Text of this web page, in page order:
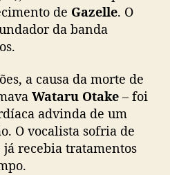
t
a
n
d
a
j
de Gazelle. O
da banda
a causa da morte de
Wataru Otake – foi
advinda de um
O vocalista sofria de
já recebia tratamentos